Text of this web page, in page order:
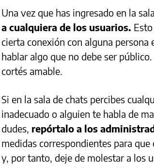
Una vez que has ingresado en la
a cualquiera de los usuarios.
cierta conexión con alguna
hablar algo que no debe ser
cortés amable.
Si en la sala de chats percibes
inadecuado o alguien te habla de
dudes, repórtalo a los
medidas correspondientes para
y, por tanto, deje de molestar a los